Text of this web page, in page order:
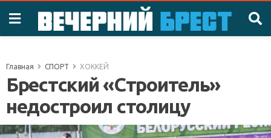
Главная СПОРТ ХОККЕЙ
Брестский «Строитель»
недостроил столицу